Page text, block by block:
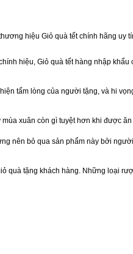
hiệu Giỏ quà tết chính hãng uy
hiệu, Giỏ quà tết hàng nhập
tấm lòng của người tặng, và hi
xuân còn gì tuyệt hơn khi được
nên bỏ qua sản phẩm này bởi
quà tặng khách hàng. Những loại